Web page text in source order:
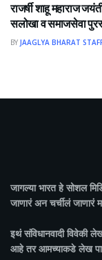
राजर्षी शाहू महाराज
सलोखा व समाजसेवा
BY JAAGLYA BHARAT
जागल्या भारतहे सोशल
जाणारं अन चर्चीलं जाणारं
इथं संविधानवादी विवेकी
आहे तर आमच्याकडे लेख